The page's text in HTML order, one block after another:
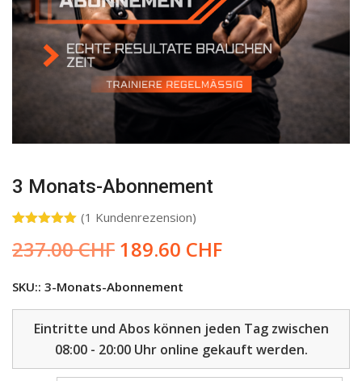
3 Monats-Abonnement
mit5.00
von 5,
auf
Kundenbewertung
(1 Kundenrezension)
237.00CHF Ursprünglicher
war:
237.00 CHF
189.60 CHFAktueller
189.60 CHF.
SKU:: 3-Monats-Abonnement
Eintritte und Abos können jeden Tag zwischen
08:00 - 20:00 Uhr online gekauft werden.